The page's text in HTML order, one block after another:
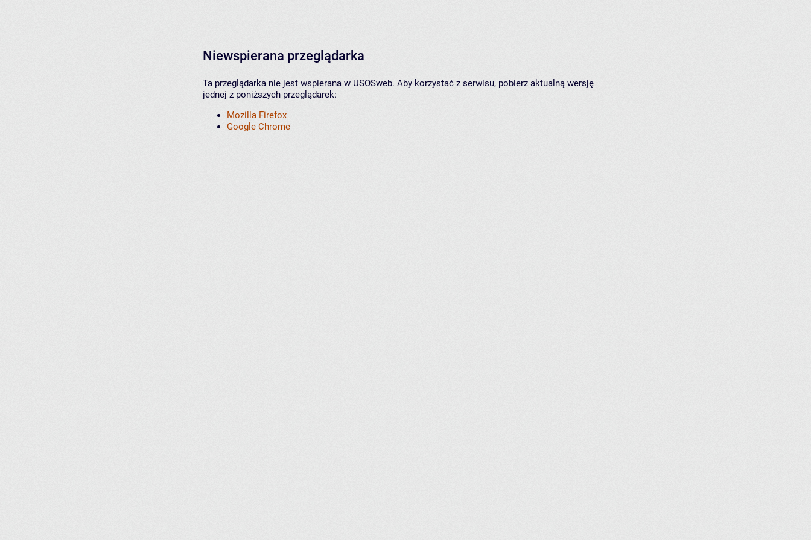
Niewspierana przeglądarka
Ta przeglądarka nie jest wspierana w USOSweb. Aby korzystać z serwisu, pobierz aktualną wersję
jednej z poniższych przeglądarek:
Mozilla Firefox
Google Chrome